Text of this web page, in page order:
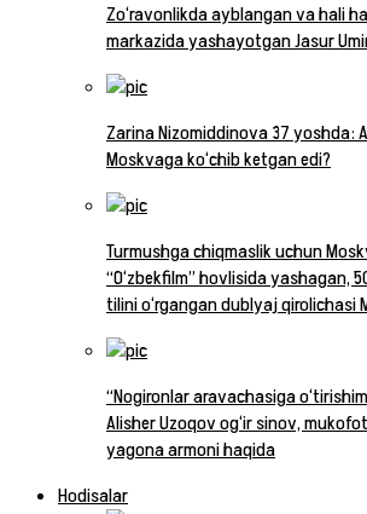
Zo‘ravonlikda ayblangan va hali
markazida yashayotgan Jasur
Zarina Nizomiddinova 37 yoshda:
Moskvaga ko‘chib ketgan edi?
Turmushga chiqmaslik uchun
“O‘zbekfilm” hovlisida yashagan,
tilini o‘rgangan dublyaj qirolichasi
“Nogironlar aravachasiga
Alisher Uzoqov og‘ir sinov,
yagona armoni haqida
Hodisalar